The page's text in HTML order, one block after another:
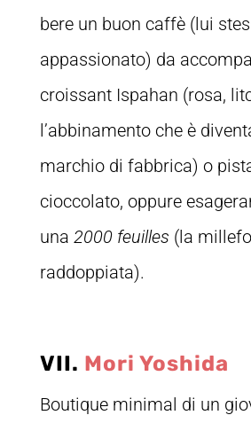
bere un buon caffè (lui
appassionato) da
croissant Ispahan (rosa,
l’abbinamento che è
marchio di fabbrica) o
cioccolato, oppure
una 2000 feuilles (la
raddoppiata).
VII. Mori Yoshida
Boutique minimal di un